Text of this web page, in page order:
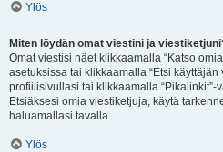
Ylös
Miten löydän omat viestini ja
Omat viestisi näet klikkaamalla “Katso
asetuksissa tai klikkaamalla “Etsi
profiilisivullasi tai klikkaamalla
Etsiäksesi omia viestiketjuja, käytä
haluamallasi tavalla.
Ylös